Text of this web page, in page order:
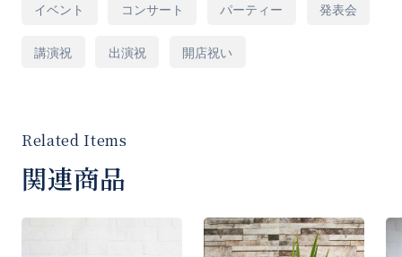
※ご希望がございましたら「ご要望など」欄に
ご入力をお願いいたします。
イベント コンサート パーティー 発表会
講演祝 出演祝 開店祝い
関連商品